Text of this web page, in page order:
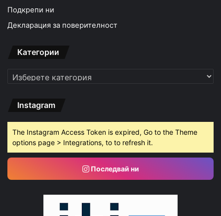
Подкрепи ни
Декларация за поверителност
Категории
Категории
Instagram
The Instagram Access Token is expired, Go to the Theme
options page > Integrations, to to refresh it.
Последвай ни